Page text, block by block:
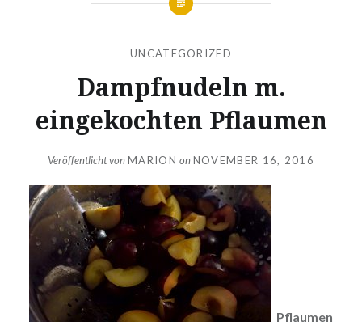
UNCATEGORIZED
Dampfnudeln m.
eingekochten Pflaumen
Veröffentlicht vonMARION onNOVEMBER 16, 2016
Pflaumen